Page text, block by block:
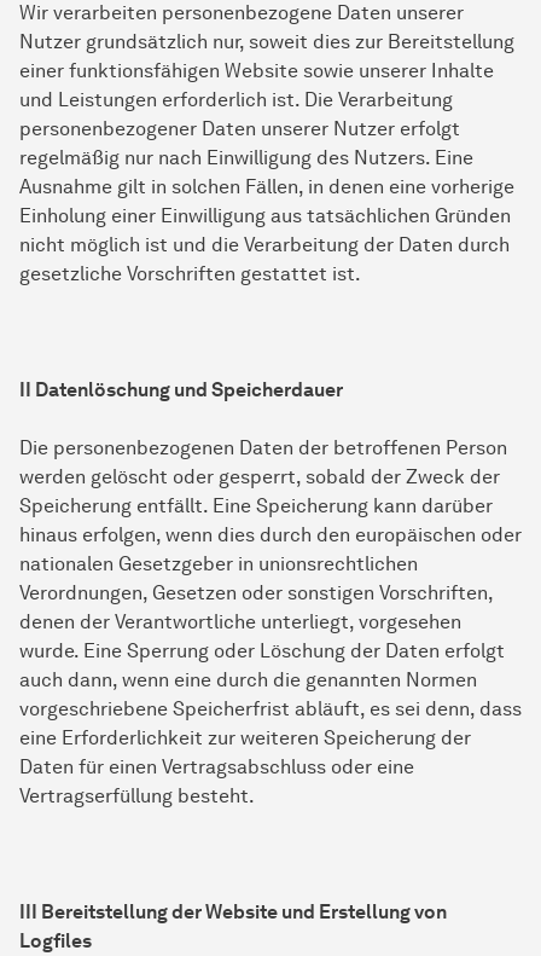
Wir verarbeiten personenbezogene Daten unserer
Nutzer grundsätzlich nur, soweit dies zur Bereitstellung
einer funktionsfähigen Website sowie unserer Inhalte
und Leistungen erforderlich ist. Die Verarbeitung
personenbezogener Daten unserer Nutzer erfolgt
regelmäßig nur nach Einwilligung des Nutzers. Eine
Ausnahme gilt in solchen Fällen, in denen eine vorherige
Einholung einer Einwilligung aus tatsächlichen Gründen
nicht möglich ist und die Verarbeitung der Daten durch
gesetzliche Vorschriften gestattet ist.
II Datenlöschung und Speicherdauer
Die personenbezogenen Daten der betroffenen Person
werden gelöscht oder gesperrt, sobald der Zweck der
Speicherung entfällt. Eine Speicherung kann darüber
hinaus erfolgen, wenn dies durch den europäischen oder
nationalen Gesetzgeber in unionsrechtlichen
Verordnungen, Gesetzen oder sonstigen Vorschriften,
denen der Verantwortliche unterliegt, vorgesehen
wurde. Eine Sperrung oder Löschung der Daten erfolgt
auch dann, wenn eine durch die genannten Normen
vorgeschriebene Speicherfrist abläuft, es sei denn, dass
eine Erforderlichkeit zur weiteren Speicherung der
Daten für einen Vertragsabschluss oder eine
Vertragserfüllung besteht.
III Bereitstellung der Website und Erstellung von
Logfiles